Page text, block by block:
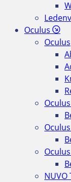
Oculus
Oculus
NUVO